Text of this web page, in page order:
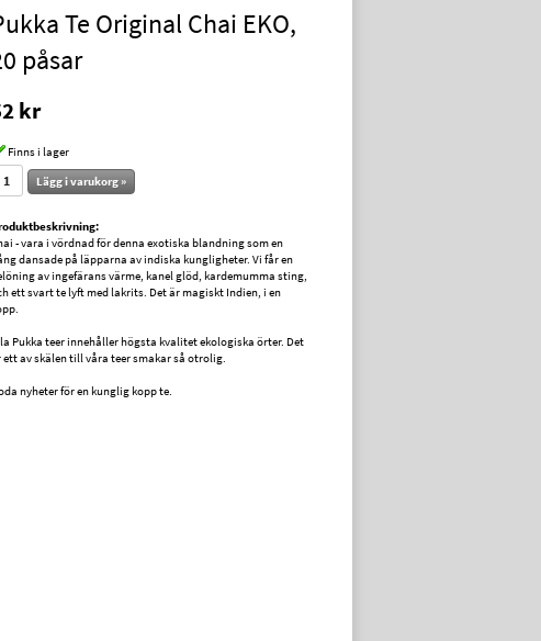
Te Original Chai EKO,
påsar
kr
Finns i lager
Lägg i varukorg »
- vara i vördnad för denna exotiska blandning som en
dansade på läpparna av indiska kungligheter. Vi får en
av ingefärans värme, kanel glöd, kardemumma sting,
ett svart te lyft med lakrits. Det är magiskt Indien, i en
Pukka teer innehåller högsta kvalitet ekologiska örter. Det
ett av skälen till våra teer smakar så otrolig.
nyheter för en kunglig kopp te.